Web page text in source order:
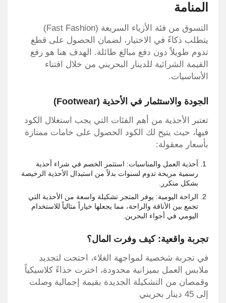
المنامة
التسوق من فئة الأزياء السريعة (Fast Fashion)
يتطلب ذكاءً في الاختيار، لضمان الحصول على قطع
تدوم طويلاً دون دفع مبالغ طائلة. الهدف هنا هو رفع
القيمة الشرائية للدينار البحريني من خلال اقتناء
الأساسيات.
الجودة والاستثمار في الأحذية (Footwear)
تعتبر الأحذية من أهم الفئات التي يجب استغلال الكود
فيها، حيث يتيح لك الكود الحصول على خامات ممتازة
بأسعار معقولة:
أحذية العمل والمناسبات: استثمر الخصم في شراء أحذية
رسمية مريحة تدوم لسنوات بدلاً من استبدال الأحذية الرخيصة
بشكل متكرر.
الراحة اليومية: يوفر المتجر تشكيلة واسعة من الأحذية التي
تجمع بين الأناقة والراحة، مما يجعلها خياراً مثالياً للاستخدام
اليومي في أجواء البحرين.
تجربة واقعية: كيف وفرت المال؟
في تجربة شخصية لمواجهة الغلاء، احتجت لتجديد
ملابس العمل بميزانية محدودة، اخترت حذاءً كلاسيكياً
وقمصان من التشكيلة الجديدة بقيمة إجمالية وصلت
إلى 45 دينار بحريني